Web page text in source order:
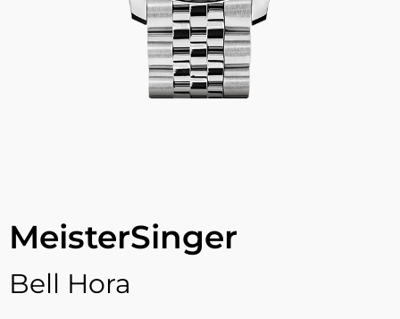
MeisterSinger
Bell Hora